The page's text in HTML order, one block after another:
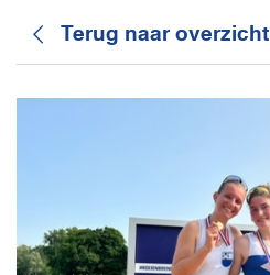
Terug naar overzicht